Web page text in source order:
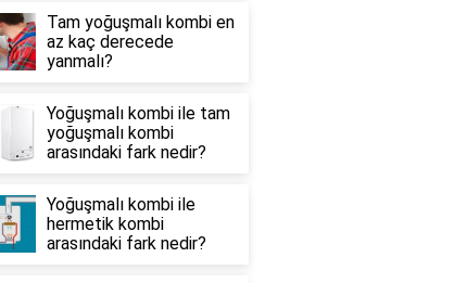
Tam yoğuşmalı kombi en
az kaç derecede
yanmalı?
Yoğuşmalı kombi ile tam
yoğuşmalı kombi
arasındaki fark nedir?
Yoğuşmalı kombi ile
hermetik kombi
arasındaki fark nedir?